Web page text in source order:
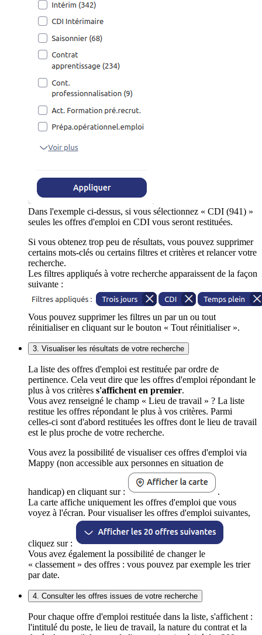
Dans l'exemple ci-dessus, si vous sélectionnez « CDI (941) »
seules les offres d'emploi en CDI vous seront restituées.
Si vous obtenez trop peu de résultats, vous pouvez supprimer
certains mots-clés ou certains filtres et critères et relancer votre
recherche.
Les filtres appliqués à votre recherche apparaissent de la façon
suivante :
Vous pouvez supprimer les filtres un par un ou tout
réinitialiser en cliquant sur le bouton « Tout réinitialiser ».
3. Visualiser les résultats de votre recherche
La liste des offres d'emploi est restituée par ordre de
pertinence. Cela veut dire que les offres d'emploi répondant le
plus à vos critères s'affichent en premier.
Vous avez renseigné le champ « Lieu de travail » ? La liste
restitue les offres répondant le plus à vos critères. Parmi
celles-ci sont d'abord restituées les offres dont le lieu de travail
est le plus proche de votre recherche.
Vous avez la possibilité de visualiser ces offres d'emploi via
Mappy (non accessible aux personnes en situation de
handicap) en cliquant sur :
.
La carte affiche uniquement les offres d'emploi que vous
voyez à l'écran. Pour visualiser les offres d'emploi suivantes,
cliquez sur :
Vous avez également la possibilité de changer le
« classement » des offres : vous pouvez par exemple les trier
par date.
4. Consulter les offres issues de votre recherche
Pour chaque offre d'emploi restituée dans la liste, s'affichent :
l'intitulé du poste, le lieu de travail, la nature du contrat et la